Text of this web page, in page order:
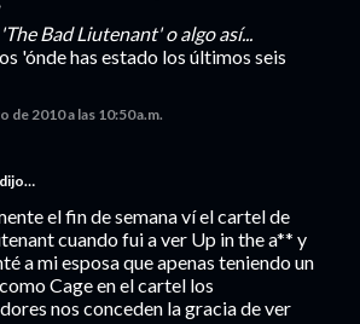
Bad Liutenant' o algo así...
'ónde has estado los últimos seis
de 2010 a las 10:50 a.m.
dijo…
el fin de semana ví el cartel de
cuando fui a ver Up in the a** y
a mi esposa que apenas teniendo un
Cage en el cartel los
nos conceden la gracia de ver